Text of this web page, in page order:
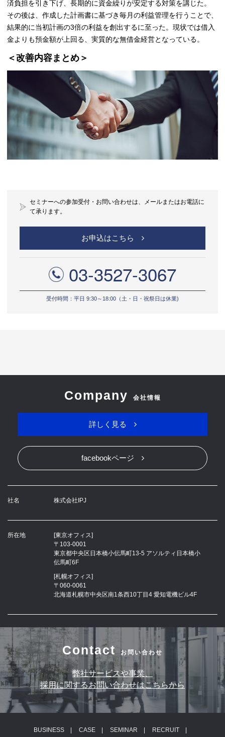
済負担を引き下げ、長期的に資金繰りが安定する対策を講じた。
その後は、作成した計画書に基づき毎月の利益管理を行うことで、
結果的に当初計画の3倍の利益を創出するに至った。現状では借入
金よりも預金額が上回る、実質的な無借金経営となっている。
＜改善内容まとめ＞
セミナーへの参加受付・お問い合わせは、メールまたはお電話に
て承ります。
お申込はこちら
03-3527-3067
受付時間：平日 9:30～18:00（土・日・祝祭日は休業)
Company 会社情報
詳しく見る
facebookページ
社名 株式会社IPJ
所在地
[東京オフィス]
〒103-0001
東京都中央区日本橋小伝馬町13-5 アソルティ日本橋小
伝馬町6F
[札幌オフィス]
〒060-0061
北海道札幌市中央区南1条西10丁目4 愛知電機ビル4F
Contact お問い合わせ
弊社サービスや事業、
採用に関するお問い合わせはこちらから
BUSINESS CASE SEMINAR RECRUIT